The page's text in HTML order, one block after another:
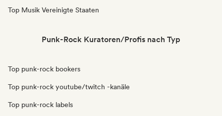
Top Musik Vereinigte Staaten
Punk-Rock Kuratoren/Profis nach Typ
Top punk-rock bookers
Top punk-rock youtube/twitch -kanäle
Top punk-rock labels